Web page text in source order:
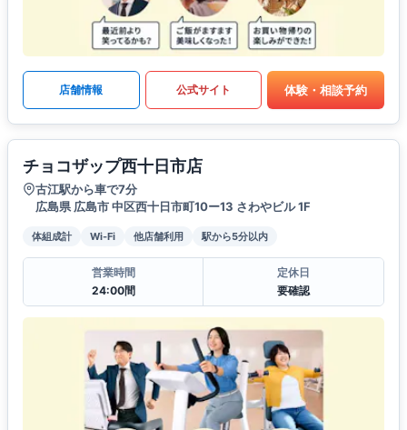
店舗情報 公式サイト 体験・相談予約
チョコザップ西十日市店
古江駅から車で7分
広島県 広島市 中区西十日市町10ー13 さわやビル 1F
体組成計 Wi-Fi 他店舗利用 駅から5分以内
営業時間
24:00間
定休日
要確認